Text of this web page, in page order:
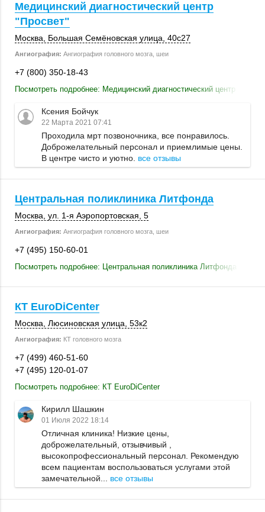
Медицинский диагностический центр
"Просвет"
Москва , Большая Семёновская улица, 40с27
Ангиография: Ангиография головного мозга, шеи
+7 (800) 350-18-43
Посмотреть подробнее: Медицинский диагностический центр
Ксения Бойчук
22 Марта 2021 07:41
Проходила мрт позвоночника, все понравилось.
Доброжелательный персонал и приемлимые цены.
В центре чисто и уютно. все отзывы
Центральная поликлиника Литфонда
Москва , ул. 1-я Аэропортовская, 5
Ангиография: Ангиография головного мозга, шеи
+7 (495) 150-60-01
Посмотреть подробнее: Центральная поликлиника Литфонда
КТ EuroDiCenter
Москва Люсиновская улица 53к2
Ангиография: КТ головного мозга
+7 (499) 460-51-60
+7 (495) 120-01-07
Посмотреть подробнее: КТ EuroDiCenter
Кирилл Шашкин
01 Июля 2022 18:14
Отличная клиника! Низкие цены,
доброжелательный, отзывчивый ,
высокопрофессиональный персонал. Рекомендую
всем пациентам воспользоваться услугами этой
замечательной... все отзывы